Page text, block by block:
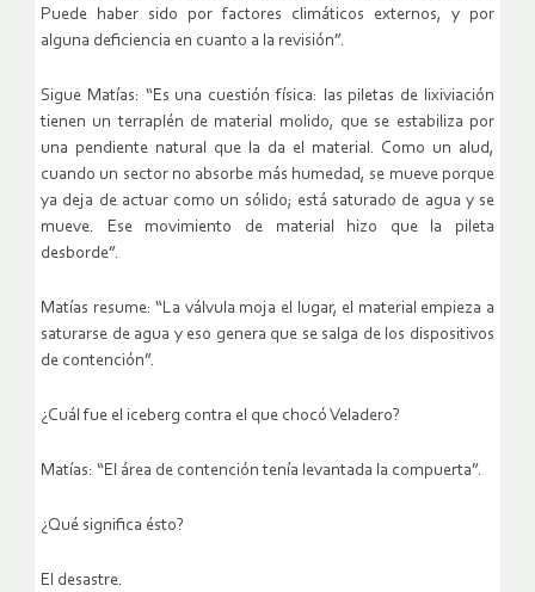
Puede haber sido por factores climáticos externos, y por
alguna deficiencia en cuanto a la revisión”.
Sigue Matías: “Es una cuestión física: las piletas de lixiviación
tienen un terraplén de material molido, que se estabiliza por
una pendiente natural que la da el material. Como un alud,
cuando un sector no absorbe más humedad, se mueve porque
ya deja de actuar como un sólido; está saturado de agua y se
mueve. Ese movimiento de material hizo que la pileta
desborde”.
Matías resume: “La válvula moja el lugar, el material empieza a
saturarse de agua y eso genera que se salga de los dispositivos
de contención”.
¿Cuál fue el iceberg contra el que chocó Veladero?
Matías: “El área de contención tenía levantada la compuerta”.
¿Qué significa ésto?
El desastre.